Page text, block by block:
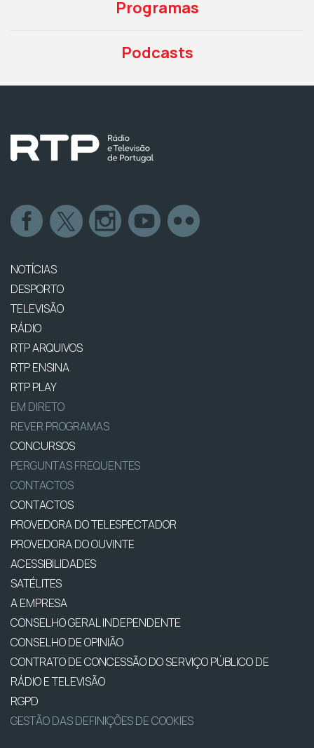
Programas
Podcasts
NOTÍCIAS
DESPORTO
TELEVISÃO
RÁDIO
RTP ARQUIVOS
RTP ENSINA
RTP PLAY
EM DIRETO
REVER PROGRAMAS
CONCURSOS
PERGUNTAS FREQUENTES
CONTACTOS
CONTACTOS
PROVEDORA DO TELESPECTADOR
PROVEDORA DO OUVINTE
ACESSIBILIDADES
SATÉLITES
A EMPRESA
CONSELHO GERAL INDEPENDENTE
CONSELHO DE OPINIÃO
CONTRATO DE CONCESSÃO DO SERVIÇO PÚBLICO DE
RÁDIO E TELEVISÃO
RGPD
GESTÃO DAS DEFINIÇÕES DE COOKIES